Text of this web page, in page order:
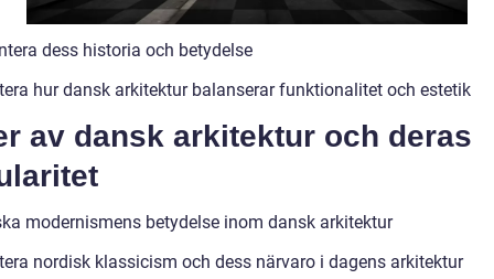
dess historia och betydelse
hur dansk arkitektur balanserar funktionalitet och estetik
av dansk arkitektur och deras
modernismens betydelse inom dansk arkitektur
nordisk klassicism och dess närvaro i dagens arkitektur